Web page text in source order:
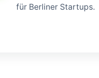
für Berliner Startups.